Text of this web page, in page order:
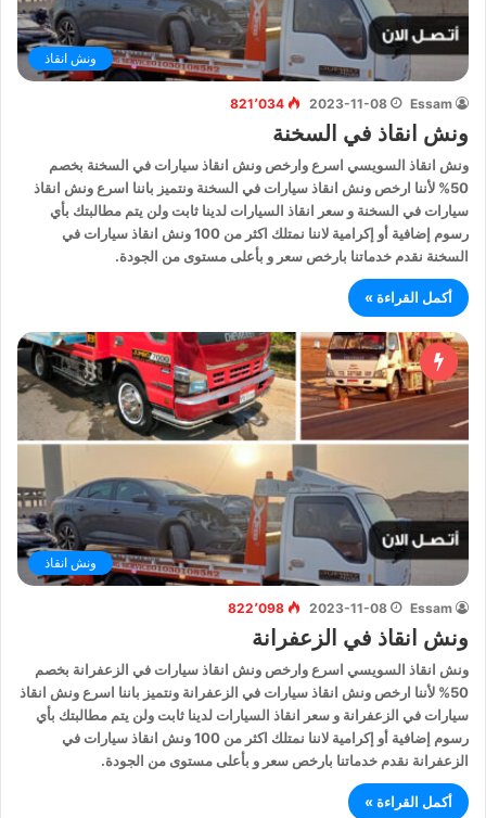
ونش انقاذ
Essam
2023-11-08 821٬034
ونش انقاذ في السخنة
ونش انقاذ السويسي اسرع وارخص ونش انقاذ سيارات في السخنة بخصم
50% لأننا ارخص ونش انقاذ سيارات في السخنة ونتميز باننا اسرع ونش انقاذ
سيارات في السخنة و سعر انقاذ السيارات لدينا ثابت ولن يتم مطالبتك بأي
رسوم إضافية أو إكرامية لاننا نمتلك اكثر من 100 ونش انقاذ سيارات في
السخنة نقدم خدماتنا بارخص سعر و بأعلى مستوى من الجودة.
أكمل القراءة »
ونش انقاذ
Essam
2023-11-08 822٬098
ونش انقاذ في الزعفرانة
ونش انقاذ السويسي اسرع وارخص ونش انقاذ سيارات في الزعفرانة بخصم
50% لأننا ارخص ونش انقاذ سيارات في الزعفرانة ونتميز باننا اسرع ونش انقاذ
سيارات في الزعفرانة و سعر انقاذ السيارات لدينا ثابت ولن يتم مطالبتك بأي
رسوم إضافية أو إكرامية لاننا نمتلك اكثر من 100 ونش انقاذ سيارات في
الزعفرانة نقدم خدماتنا بارخص سعر و بأعلى مستوى من الجودة.
أكمل القراءة »